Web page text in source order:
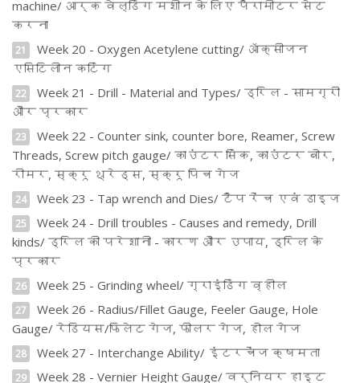
machine/ आर्क वेल्डिंग मशीन के लिए पैरामीटर सेट
करना
21
Week 20 - Oxygen Acetylene cutting/ ऑक्सीजन
एसिटिलीन कटिंग
22
Week 21 - Drill - Material and Types/ ड्रिल - सामग्री
और प्रकार
23
Week 22 - Counter sink, counter bore, Reamer, Screw
Threads, Screw pitch gauge/ काउंटर सिंक, काउंटर बोर,
रीमर, स्क्रू थ्रेड्स, स्क्रू पिच गेज
24 Week 23 - Tap wrench and Dies/ टैप रेंच एवं डाइज
25
Week 24 - Drill troubles - Causes and remedy, Drill
kinds/ ड्रिल की परेशानी - कारण और उपाय, ड्रिल के
प्रकार
26 Week 25 - Grinding wheel/ ग्राइंडिंग व्हील
27
Week 26 - Radius/Fillet Gauge, Feeler Gauge, Hole
Gauge/ रेडियस/फिलेट गेज, फीलर गेज, होल गेज
28 Week 27 - Interchange Ability/ इंटरचेंज क्षमता
29
Week 28 - Vernier Height Gauge/ वर्नियर हाइट